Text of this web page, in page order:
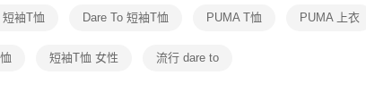
交易，需依本服務之必要範圍
２．關於個人資料處理事宜，請
袖T恤 Dare To 短袖T恤 PUMA T恤 PUMA 上衣
短袖T恤 女性 流行 dare to